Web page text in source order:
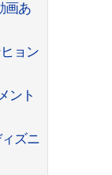
画あ
ョン
ント
ズニ